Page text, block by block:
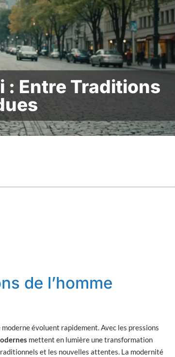
: Entre Traditions
de l’homme
évoluent rapidement. Avec les pressions
mettent en lumière une transformation
et les nouvelles attentes. La modernité